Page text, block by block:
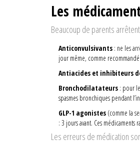
Les
Beaucoup de parents
Anticonvulsivants : ne les
jour même, comme recommandé
Antiacides et inhibiteurs
Bronchodilatateurs : pour
spasmes bronchiques pendant
GLP-1 agonistes (comme la
: 3 jours avant. Ces médicaments
Les erreurs de médication